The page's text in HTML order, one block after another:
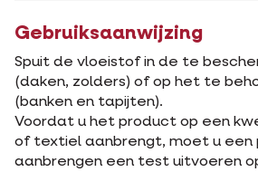
Gebruiksaanwijzing
Spuit de vloeistof in de te
(daken, zolders) of op het te
(banken en tapijten).
Voordat u het product op een
of textiel aanbrengt, moet u een
aanbrengen een test uitvoeren